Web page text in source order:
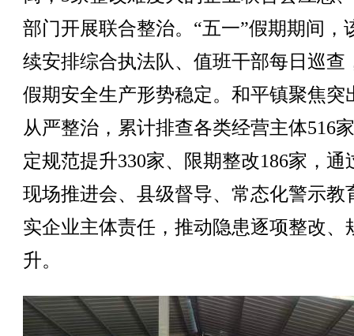
部门开展联合整治。“五一”假期期间，
续安排综合执法队、值班干部每日巡查
假期安全生产形势稳定。和平镇聚焦突
从严整治，累计排查各类经营主体516
定规范提升330家、限期整改186家，通
现场推进会、县级督导、常态化警示教
实企业主体责任，推动隐患逐项整改、
升。